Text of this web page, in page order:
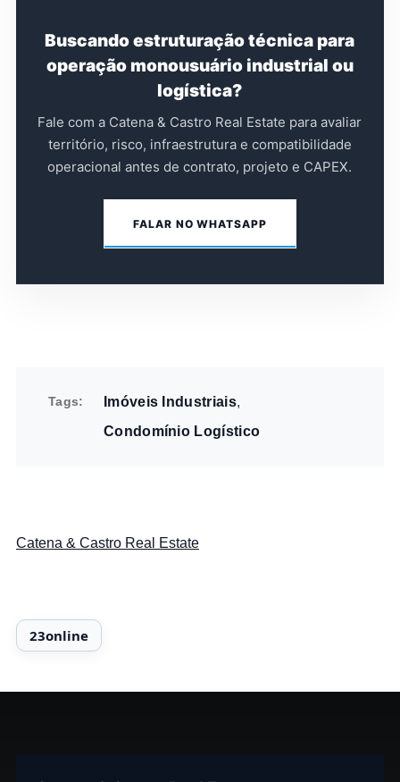
Buscando estruturação técnica para
operação monousuário industrial ou
logística?
Fale com a Catena & Castro Real Estate para avaliar
território, risco, infraestrutura e compatibilidade
operacional antes de contrato, projeto e CAPEX.
FALAR NO WHATSAPP
Tags
Imóveis Industriais
Condomínio Logístico
Catena & Castro Real Estate